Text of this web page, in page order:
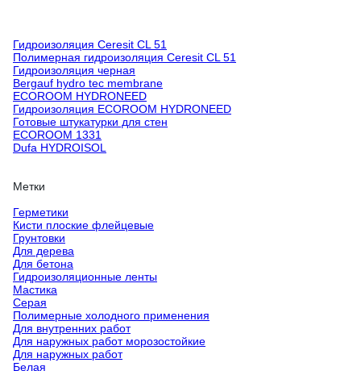
Гидроизоляция Ceresit CL 51
Полимерная гидроизоляция Ceresit CL 51
Гидроизоляция черная
Bergauf hydro tec membrane
ECOROOM HYDRONEED
Гидроизоляция ECOROOM HYDRONEED
Готовые штукатурки для стен
ECOROOM 1331
Dufa HYDROISOL
Метки
Герметики
Кисти плоские флейцевые
Грунтовки
Для дерева
Для бетона
Гидроизоляционные ленты
Мастика
Серая
Полимерные холодного применения
Для внутренних работ
Для наружных работ морозостойкие
Для наружных работ
Белая